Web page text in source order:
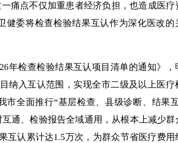
痛点不仅加重患者经济负担，也造成医疗
健委将检查检验结果互认作为深化医改的
年检查检验结果互认项目清单的通知》，
纳入互认范围，实现全市二级及以上医疗
市全面推行“基层检查、县级诊断、结果
通、检验报告全域通用，从根本上减少群
互认累计达1.5万次，为群众节省医疗费用